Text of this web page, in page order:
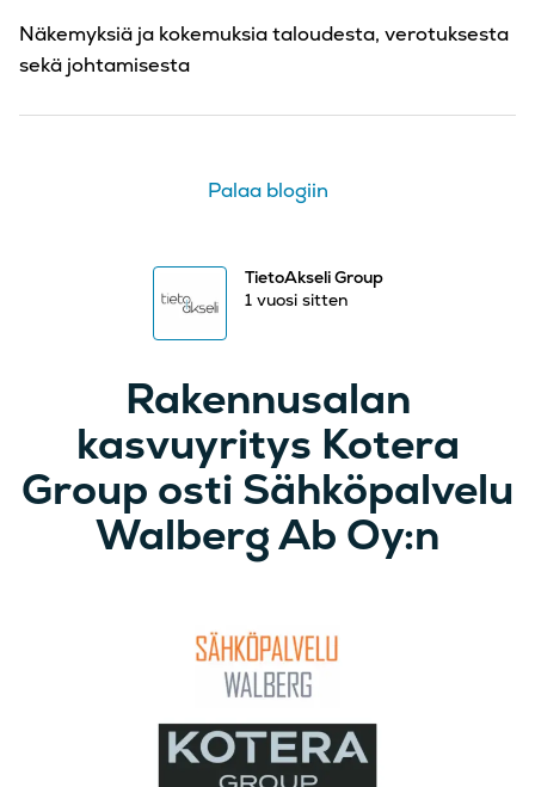
Näkemyksiä ja kokemuksia taloudesta, verotuksesta
sekä johtamisesta
Palaa blogiin
TietoAkseli Group
1 vuosi sitten
Rakennusalan
kasvuyritys Kotera
Group osti Sähköpalvelu
Walberg Ab Oy:n